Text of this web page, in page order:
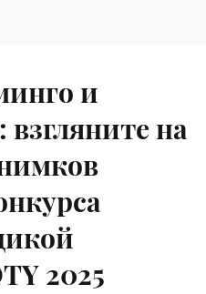
и
на
2025